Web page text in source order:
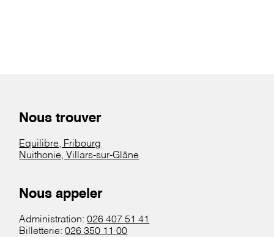
Nous trouver
Equilibre, Fribourg
Nuithonie, Villars-sur-Glâne
Nous appeler
Administration:026 407 51 41
Billetterie:026 350 11 00